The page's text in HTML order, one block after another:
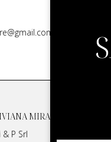
MIRARCHI
& P Srl